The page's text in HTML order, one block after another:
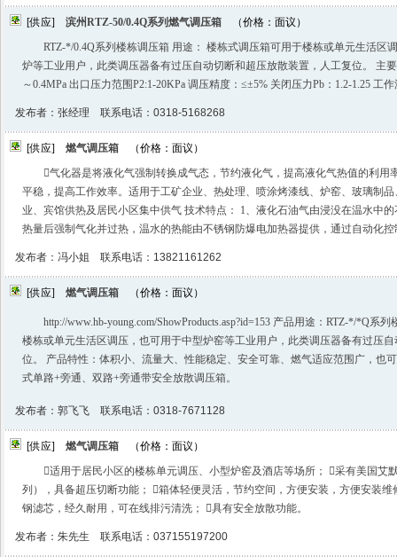
[供应] 滨州RTZ-50/0.4Q系列燃气调压箱 （价格：面议）
RTZ-*/0.4Q系列楼栋调压箱 用途： 楼栋式调压箱可用于楼栋或单元生活区
炉等工业用户，此类调压器备有过压自动切断和超压放散装置，人工复位。 主
～0.4MPa 出口压力范围P2:1-20KPa 调压精度：≤±5% 关闭压力Pb：1.2-1.25 工
发布者：张经理 联系电话：0318-5168268
[供应] 燃气调压箱 （价格：面议）
气化器是将液化气强制转换成气态，节约液化气，提高液化气热值的利用
平稳，提高工作效率。适用于工矿企业、热处理、喷涂烤漆线、炉窑、玻璃制
业、宾馆供热及居民小区集中供气 技术特点： 1、液化石油气由浸没在温水中
热量后强制气化并过热，温水的热能由不锈钢防爆电加热器提供，通过自动化
发布者：冯小姐 联系电话：13821161262
[供应] 燃气调压箱 （价格：面议）
http://www.hb-young.com/ShowProducts.asp?id=153 产品用途：RTZ-*/*Q系
楼栋或单元生活区调压，也可用于中型炉窑等工业用户，此类调压器备有过压
位。 产品特性：体积小、流量大、性能稳定、安全可靠、燃气适应范围广，也
式单路+旁通、双路+旁通带安全放散调压箱。
发布者：郭飞飞 联系电话：0318-7671128
[供应] 燃气调压箱 （价格：面议）
适用于居民小区的楼栋单元调压、小型炉窑及酒店等场所； 采有美国艾
列），具备超压切断功能； 箱体轻便灵活，节约空间，方便安装，方便安装
钢滤芯，经久耐用，可在线排污清洗； 具有安全放散功能。
发布者：朱先生 联系电话：037155197200